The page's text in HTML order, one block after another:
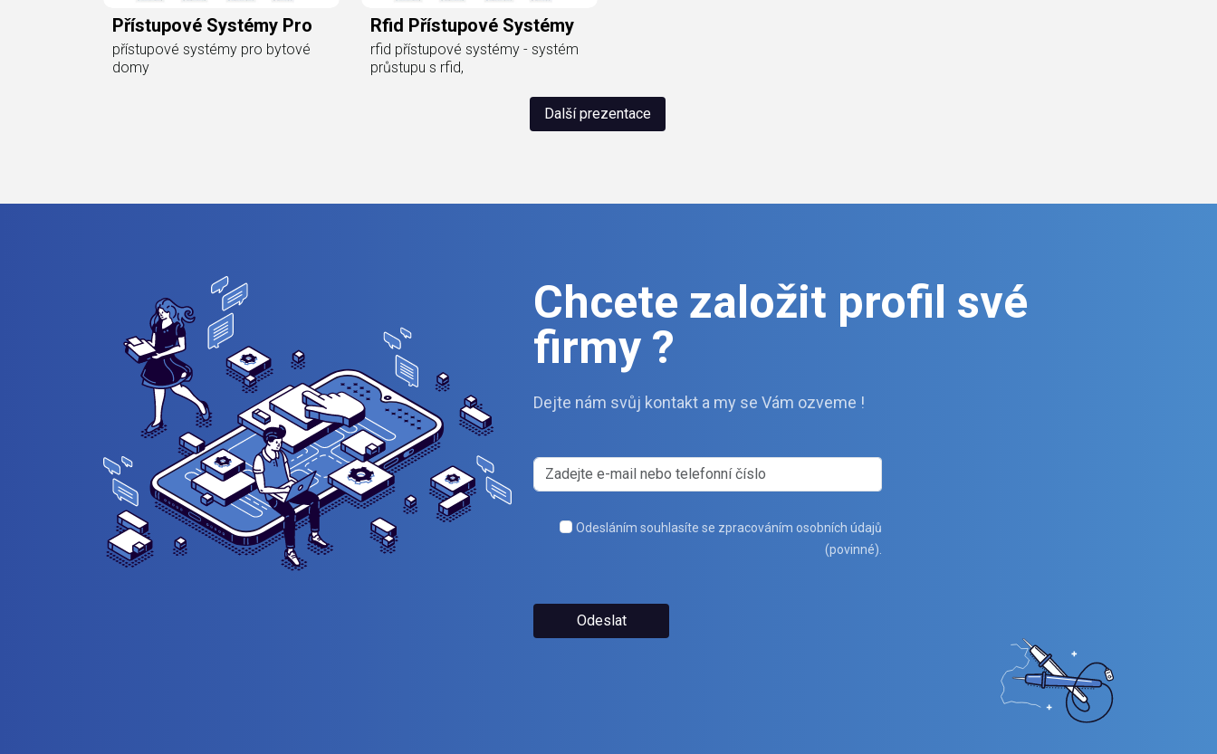
Přístupové Systémy Pro
přístupové systémy pro bytové
domy
Rfid Přístupové Systémy
rfid přístupové systémy - systém
průstupu s rfid,
Další prezentace
Chcete založit profil své
firmy ?
Dejte nám svůj kontakt a my se Vám ozveme !
Odesláním souhlasíte se zpracováním osobních údajů
(povinné).
Odeslat